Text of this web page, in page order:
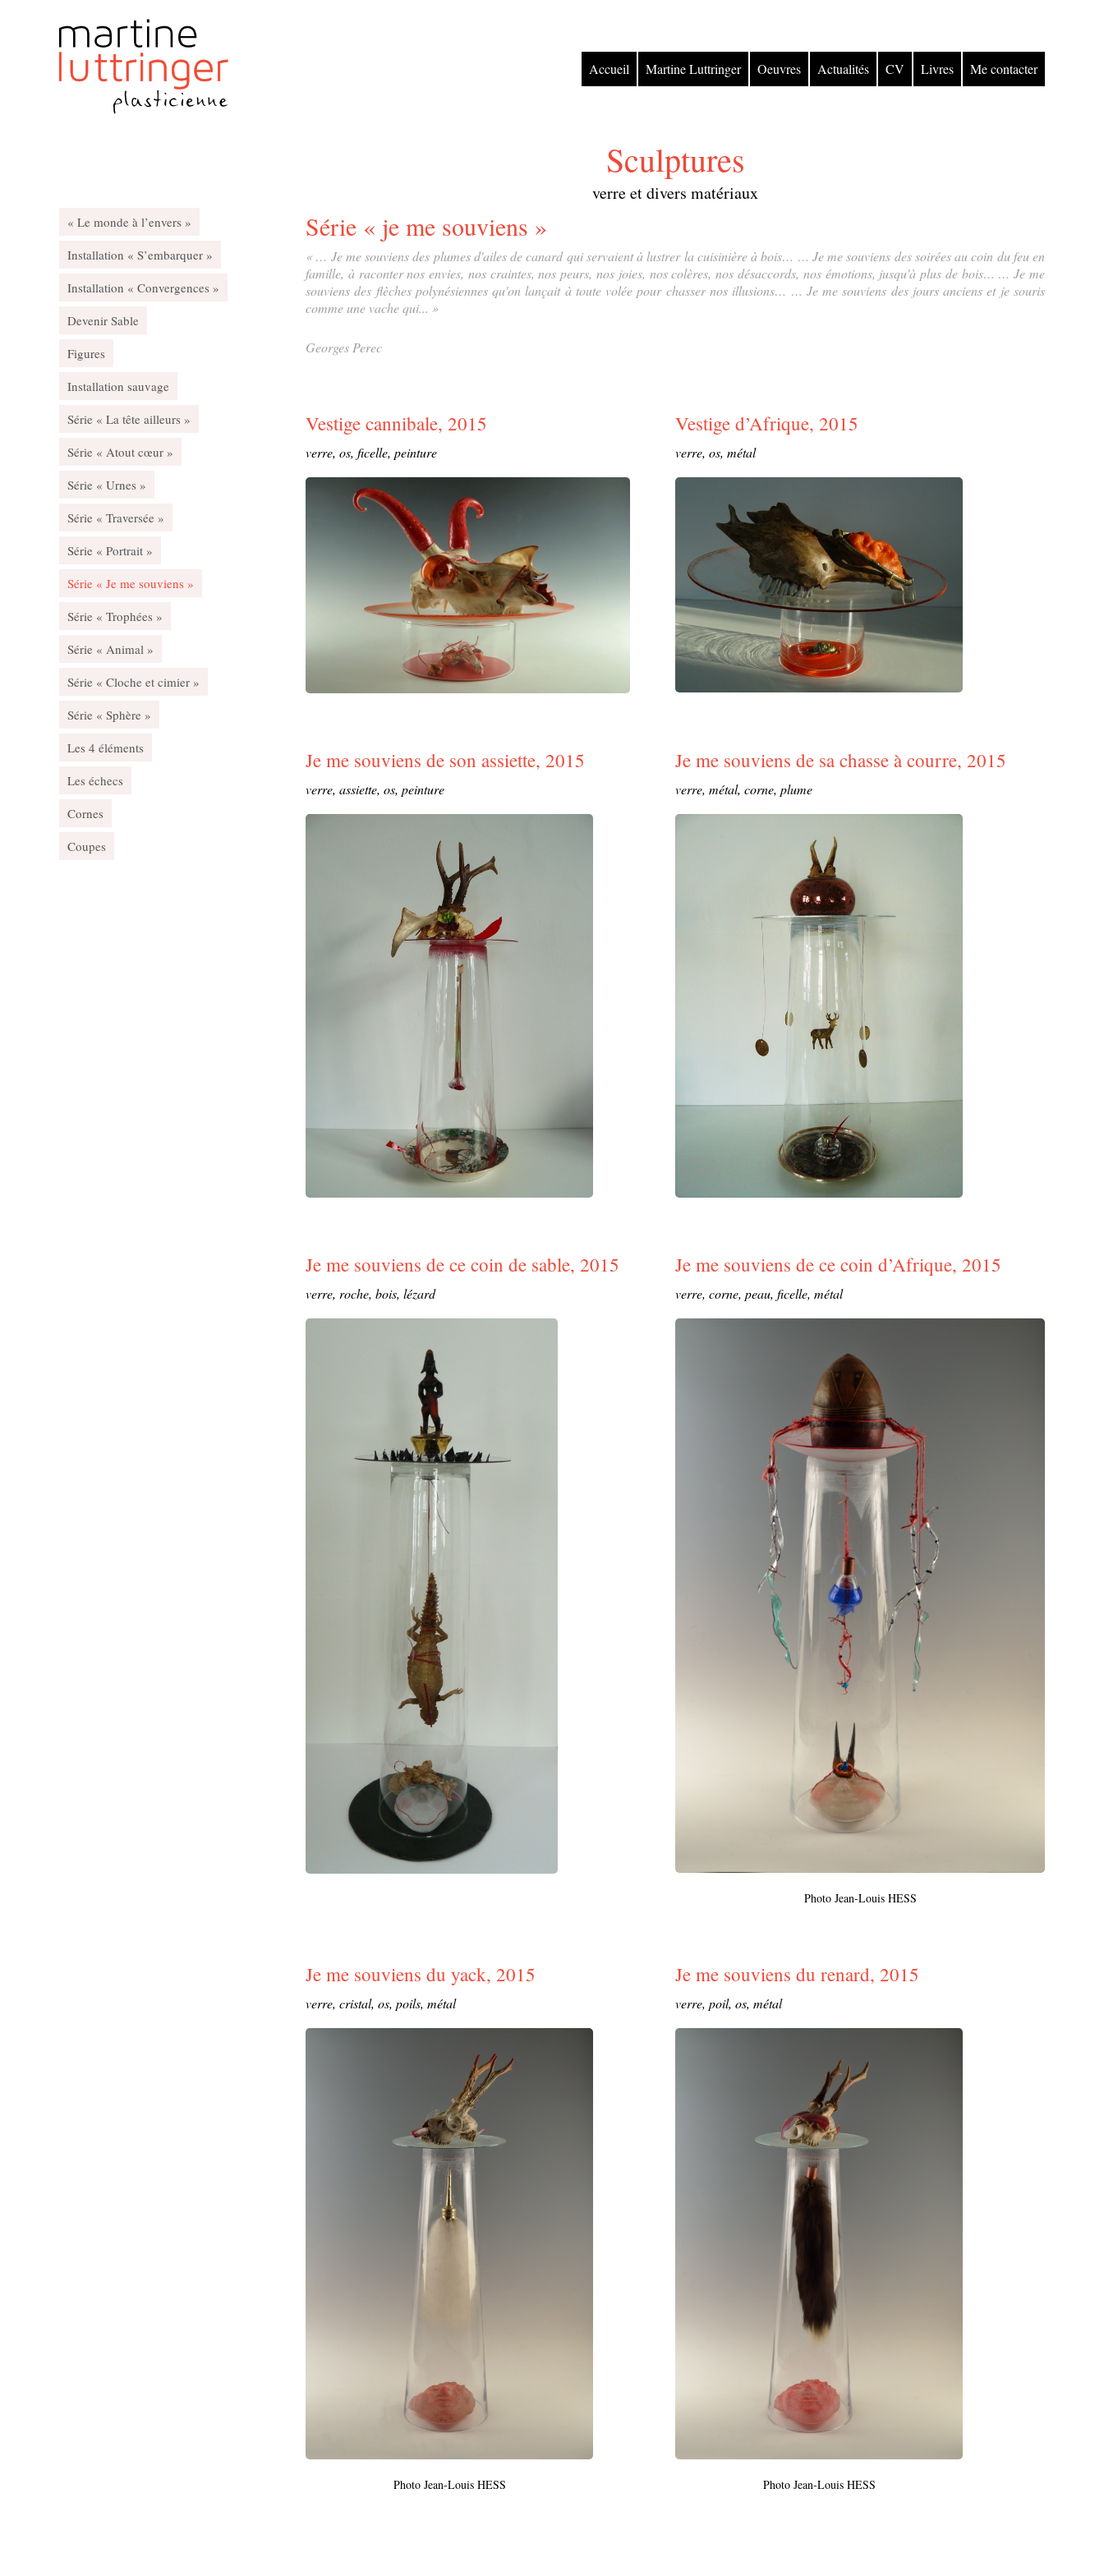
Accueil Martine Luttringer Oeuvres Actualités CV Livres Me contacter
« Le monde à l’envers »
Installation « S’embarquer »
Installation « Convergences »
Devenir Sable
Figures
Installation sauvage
Série « La tête ailleurs »
Série « Atout cœur »
Série « Urnes »
Série « Traversée »
Série « Portrait »
Série « Je me souviens »
Série « Trophées »
Série « Animal »
Série « Cloche et cimier »
Série « Sphère »
Les 4 éléments
Les échecs
Cornes
Coupes
Sculptures
verre et divers matériaux
Série « je me souviens »
« … Je me souviens des plumes d'ailes de canard qui servaient à lustrer la cuisinière à bois… … Je me souviens des soirées au coin du feu en
famille, à raconter nos envies, nos craintes, nos peurs, nos joies, nos colères, nos désaccords, nos émotions, jusqu'à plus de bois…​ … Je me
souviens des flèches polynésiennes qu'on lançait à toute volée pour chasser nos illusions… … Je me souviens des jours anciens et je souris
comme une vache qui... »
Georges Perec
Vestige cannibale, 2015
verre, os, ficelle, peinture
Vestige d’Afrique, 2015
verre, os, métal
Je me souviens de son assiette, 2015
verre, assiette, os, peinture
Je me souviens de sa chasse à courre, 2015
verre, métal, corne, plume
Je me souviens de ce coin de sable, 2015
verre, roche, bois, lézard
Je me souviens de ce coin d’Afrique, 2015
verre, corne, peau, ficelle, métal
Photo Jean-Louis HESS
Je me souviens du yack, 2015
verre, cristal, os, poils, métal
Je me souviens du renard, 2015
verre, poil, os, métal
Photo Jean-Louis HESS Photo Jean-Louis HESS